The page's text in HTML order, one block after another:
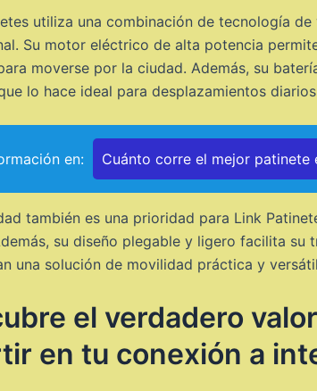
utiliza una combinación de tecnología
Su motor eléctrico de alta potencia
moverse por la ciudad. Además, su
lo hace ideal para desplazamientos
en: Cuánto corre el mejor patinete
también es una prioridad para Link
su diseño plegable y ligero facilita
una solución de movilidad práctica y
el verdadero
en tu conexión a